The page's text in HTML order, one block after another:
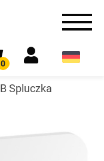
0
Spluczka